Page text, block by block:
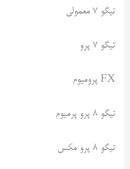
تیگو ۷ معمولی
تیگو ۷ پرو
FX پرومیوم
تیگو ۸ پرو پرمیوم
تیگو ۸ پرو مکس